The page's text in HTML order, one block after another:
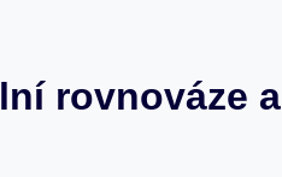
rovnováze a